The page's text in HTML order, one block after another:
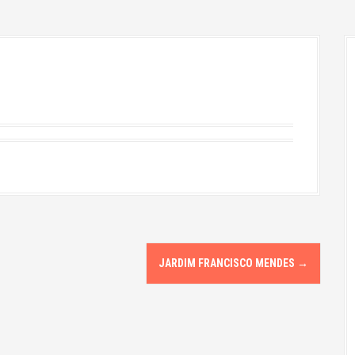
JARDIM FRANCISCO MENDES →